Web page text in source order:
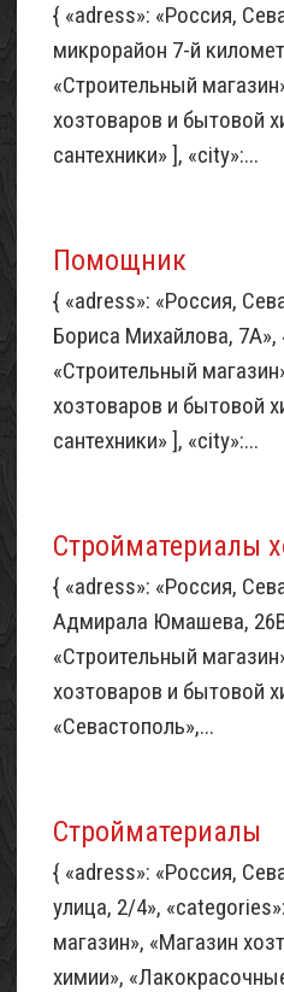
{ «adress»: «Россия,
микрорайон 7-й
«Строительный
хозтоваров и бытовой
сантехники» ], «city»:...
Помощник
{ «adress»: «Россия,
Бориса Михайлова, 7А»,
«Строительный
хозтоваров и бытовой
сантехники» ], «city»:...
Стройматериалы
{ «adress»: «Россия,
Адмирала Юмашева,
«Строительный
хозтоваров и бытовой
«Севастополь»,...
Стройматериалы
{ «adress»: «Россия,
улица, 2/4»,
магазин», «Магазин
химии»,